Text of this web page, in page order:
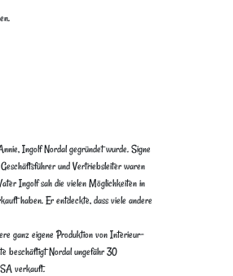
Ingolf Nordal gegründet wurde. Signe
und Vertriebsleiter waren
Ingolf sah die vielen Möglichkeiten in
haben. Er entdeckte, dass viele andere
ganz eigene Produktion von Interieur-
beschäftigt Nordal ungefähr 30
verkauft.